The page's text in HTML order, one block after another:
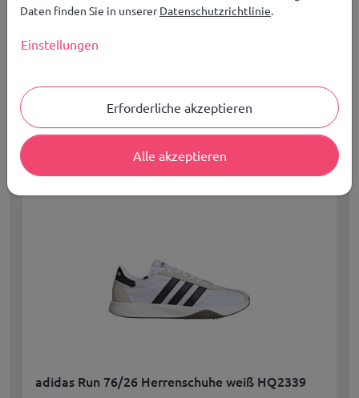
98,99€ JETZT KAUFEN
KOSTENLOSER VERSAND IN EUROPA AB 149,00 €
Verfügbare Größen:
41 , 43 , 43,5 , 44 , 44,5 , 45
adidas Run 76/26 Herrenschuhe weiß HQ2339
Daten finden Sie in unsererDatenschutzrichtlinie.
Einstellungen
Erforderliche akzeptieren
Alle akzeptieren